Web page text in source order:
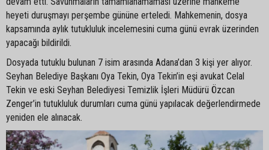
heyeti duruşmayı perşembe gününe erteledi. Mahkemenin, dosya
kapsamında aylık tutukluluk incelemesini cuma günü evrak üzerinden
yapacağı bildirildi.
Dosyada tutuklu bulunan 7 isim arasında Adana’dan 3 kişi yer alıyor.
Seyhan Belediye Başkanı Oya Tekin, Oya Tekin’in eşi avukat Celal
Tekin ve eski Seyhan Belediyesi Temizlik İşleri Müdürü Özcan
Zenger’in tutukluluk durumları cuma günü yapılacak değerlendirmede
yeniden ele alınacak.